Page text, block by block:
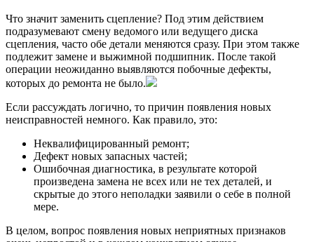
Что значит заменить сцепление? Под этим действием
подразумевают смену ведомого или ведущего диска
сцепления, часто обе детали меняются сразу. При этом также
подлежит замене и выжимной подшипник. После такой
операции неожиданно выявляются побочные дефекты,
которых до ремонта не было.
Если рассуждать логично, то причин появления новых
неисправностей немного. Как правило, это:
Неквалифицированный ремонт;
Дефект новых запасных частей;
Ошибочная диагностика, в результате которой
произведена замена не всех или не тех деталей, и
скрытые до этого неполадки заявили о себе в полной
мере.
В целом, вопрос появления новых неприятных признаков